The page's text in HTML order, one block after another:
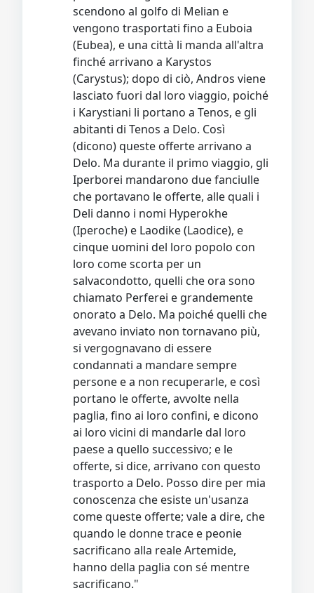
scendono al golfo di Melian e
vengono trasportati fino a Euboia
(Eubea), e una città li manda all'altra
finché arrivano a Karystos
(Carystus); dopo di ciò, Andros viene
lasciato fuori dal loro viaggio, poiché
i Karystiani li portano a Tenos, e gli
abitanti di Tenos a Delo. Così
(dicono) queste offerte arrivano a
Delo. Ma durante il primo viaggio, gli
Iperborei mandarono due fanciulle
che portavano le offerte, alle quali i
Deli danno i nomi Hyperokhe
(Iperoche) e Laodike (Laodice), e
cinque uomini del loro popolo con
loro come scorta per un
salvacondotto, quelli che ora sono
chiamato Perferei e grandemente
onorato a Delo. Ma poiché quelli che
avevano inviato non tornavano più,
si vergognavano di essere
condannati a mandare sempre
persone e a non recuperarle, e così
portano le offerte, avvolte nella
paglia, fino ai loro confini, e dicono
ai loro vicini di mandarle dal loro
paese a quello successivo; e le
offerte, si dice, arrivano con questo
trasporto a Delo. Posso dire per mia
conoscenza che esiste un'usanza
come queste offerte; vale a dire, che
quando le donne trace e peonie
sacrificano alla reale Artemide,
hanno della paglia con sé mentre
sacrificano."